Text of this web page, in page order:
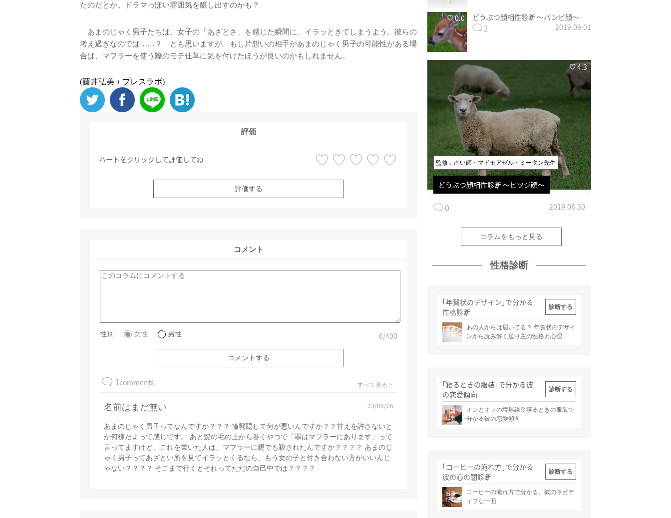
たのだとか。ドラマっぽい雰囲気を醸し出すのかも？
あまのじゃく男子たちは、女子の「あざとさ」を感じた瞬間に、イラッときてしまうよう。彼らの
考え過ぎなのでは……？ とも思いますが、もし片想いの相手があまのじゃく男子の可能性がある場
合は、マフラーを使う際のモテ仕草に気を付けたほうが良いのかもしれません。
(藤井弘美＋プレスラボ)
評価
ハートをクリックして評価してね
評価する
コメント
性別 女性 男性 0/400
1comments すべて見る >
名前はまだ無い 23/08/06
あまのじゃく男子ってなんですか？？？ 輪郭隠して何が悪いんですか？？甘えを許さないと
か何様だよって感じです。 あと髪の毛の上から巻くやつで「罪はマフラーにあります」って
言ってますけど、これを書いた人は、マフラーに親でも殺されたんですか？？？？ あまのじ
ゃく男子ってあざとい所を見てイラッとくるなら、もう女の子と付き合わない方がいいんじ
ゃない？？？？ そこまで行くとそれってただの自己中では？？？？
0.0 どうぶつ顔相性診断 〜バンビ顔〜
2 2019.09.01
4.3
監修：占い師・マドモアゼル・ミータン先生
どうぶつ顔相性診断 〜ヒツジ顔〜
0 2019.08.30
コラムをもっと見る
性格診断
｢年賀状のデザイン｣で分かる
性格診断
診断する
出典
記事
あの人からは届いてる？ 年賀状のデザイ
ンから読み解く送り主の性格と心理
｢寝るときの服装｣で分かる彼
の恋愛傾向
診断する
出典
記事
オンとオフの境界線!? 寝るときの服装で
分かる彼の恋愛傾向
｢コーヒーの淹れ方｣で分かる
彼の心の闇診断
診断する
出典
記事
コーヒーの淹れ方で分かる、彼のネガテ
ィブな一面